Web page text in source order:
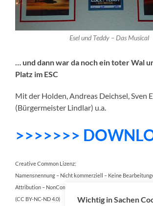
Esel und Teddy – Das Musical
… und dann war da noch ein toter Wal
Platz im ESC
Mit der Holden, Andreas Deichsel, Sven
(Bürgermeister Lindlar) u.a.
>>>>>>>
Creative Common Lizenz:
Namensnennung – Nicht kommerziell – Keine
Attribution – NonCommercial – NoDerivatives 4.0
(CC BY-NC-ND 4.0)
Wichtig in Sachen